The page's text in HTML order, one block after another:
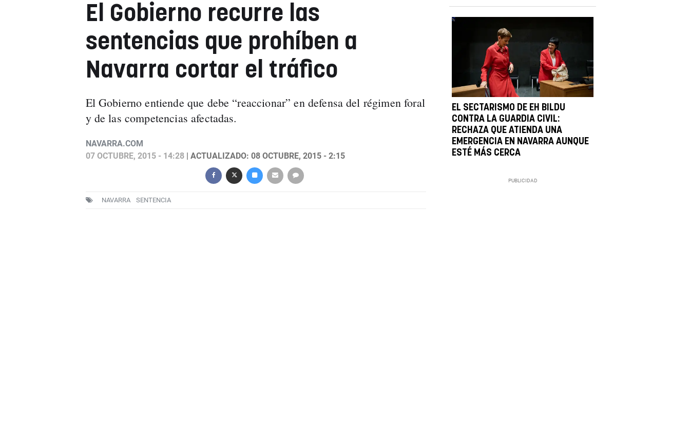
El Gobierno recurre las
sentencias que prohíben a
Navarra cortar el tráfico
El Gobierno entiende que debe “reaccionar” en defensa del régimen foral
y de las competencias afectadas.
NAVARRA.COM
07 OCTUBRE, 2015 - 14:28| ACTUALIZADO: 08 OCTUBRE, 2015 - 2:15
NAVARRA SENTENCIA
EL SECTARISMO DE EH BILDU
CONTRA LA GUARDIA CIVIL:
RECHAZA QUE ATIENDA UNA
EMERGENCIA EN NAVARRA AUNQUE
ESTÉ MÁS CERCA